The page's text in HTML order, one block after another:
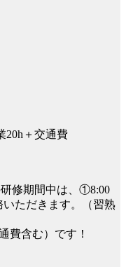
20h＋交通費
修期間中は、①8:00
いただきます。（習熟
費含む）です！